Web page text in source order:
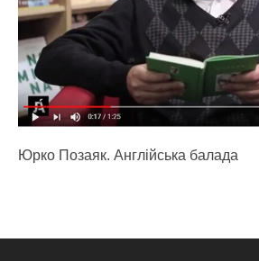
Юрко Позаяк. Англійська балада